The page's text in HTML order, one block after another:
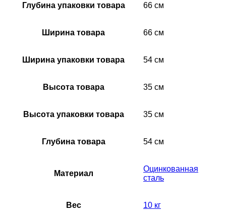
Глубина упаковки товара 66 см
Ширина товара 66 см
Ширина упаковки товара 54 см
Высота товара 35 см
Высота упаковки товара 35 см
Глубина товара 54 см
Материал
Оцинкованная
сталь
Вес 10 кг